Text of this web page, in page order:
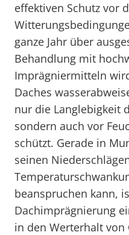
effektiven Schutz vor
ganze Jahr über
Behandlung mit
Imprägniermitteln
Daches
nur die Langlebigkeit
sondern auch vor
schützt. Gerade in
seinen
beanspruchen kann,
Dachimprägnierung
in den Werterhalt von